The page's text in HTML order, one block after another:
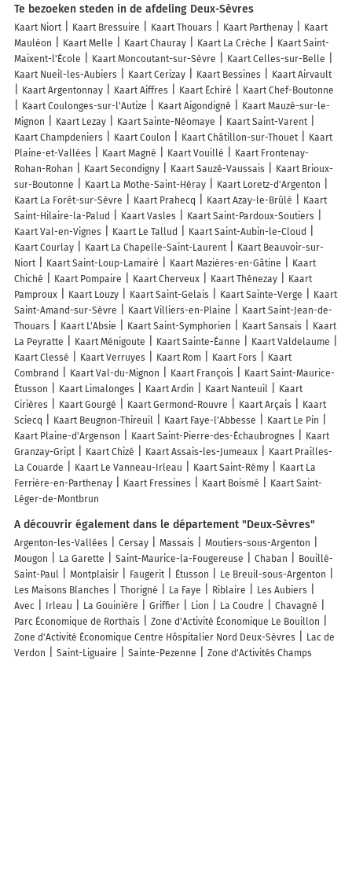
Te bezoeken steden in de afdeling Deux-Sèvres
Kaart Niort Kaart Bressuire Kaart Thouars Kaart Parthenay
Kaart
Mauléon
Kaart Melle Kaart Chauray Kaart La Crèche
Kaart Saint-
Maixent-l'École
Kaart Moncoutant-sur-Sèvre
Kaart Celles-sur-Belle
Kaart Nueil-les-Aubiers
Kaart Cerizay Kaart Bessines
Kaart Airvault
Kaart Argentonnay
Kaart Aiffres Kaart Échiré
Kaart Chef-Boutonne
Kaart Coulonges-sur-l'Autize
Kaart Aigondigné
Kaart Mauzé-sur-le-
Mignon
Kaart Lezay Kaart Sainte-Néomaye
Kaart Saint-Varent
Kaart Champdeniers
Kaart Coulon Kaart Châtillon-sur-Thouet
Kaart
Plaine-et-Vallées
Kaart Magné Kaart Vouillé
Kaart Frontenay-
Rohan-Rohan
Kaart Secondigny Kaart Sauzé-Vaussais
Kaart Brioux-
sur-Boutonne
Kaart La Mothe-Saint-Héray
Kaart Loretz-d'Argenton
Kaart La Forêt-sur-Sèvre
Kaart Prahecq Kaart Azay-le-Brûlé
Kaart
Saint-Hilaire-la-Palud
Kaart Vasles
Kaart Saint-Pardoux-Soutiers
Kaart Val-en-Vignes
Kaart Le Tallud
Kaart Saint-Aubin-le-Cloud
Kaart Courlay
Kaart La Chapelle-Saint-Laurent
Kaart Beauvoir-sur-
Niort
Kaart Saint-Loup-Lamairé Kaart Mazières-en-Gâtine
Kaart
Chiché
Kaart Pompaire Kaart Cherveux Kaart Thénezay
Kaart
Pamproux
Kaart Louzy Kaart Saint-Gelais Kaart Sainte-Verge
Kaart
Saint-Amand-sur-Sèvre
Kaart Villiers-en-Plaine
Kaart Saint-Jean-de-
Thouars
Kaart L'Absie Kaart Saint-Symphorien Kaart Sansais
Kaart
La Peyratte
Kaart Ménigoute Kaart Sainte-Éanne
Kaart Valdelaume
Kaart Clessé
Kaart Verruyes Kaart Rom Kaart Fors
Kaart
Combrand
Kaart Val-du-Mignon Kaart François
Kaart Saint-Maurice-
Étusson
Kaart Limalonges Kaart Ardin Kaart Nanteuil
Kaart
Cirières
Kaart Gourgé Kaart Germond-Rouvre Kaart Arçais
Kaart
Sciecq
Kaart Beugnon-Thireuil Kaart Faye-l'Abbesse
Kaart Le Pin
Kaart Plaine-d'Argenson
Kaart Saint-Pierre-des-Échaubrognes
Kaart
Granzay-Gript
Kaart Chizé Kaart Assais-les-Jumeaux
Kaart Prailles-
La Couarde
Kaart Le Vanneau-Irleau Kaart Saint-Rémy
Kaart La
Ferrière-en-Parthenay
Kaart Fressines Kaart Boismé
Kaart Saint-
Léger-de-Montbrun
A découvrir également dans le département "Deux-Sèvres"
Argenton-les-Vallées Cersay Massais
Moutiers-sous-Argenton
Mougon
La Garette Saint-Maurice-la-Fougereuse Chaban
Bouillé-
Saint-Paul
Montplaisir Faugerit Étusson
Le Breuil-sous-Argenton
Les Maisons Blanches
Thorigné La Faye Riblaire
Les Aubiers
Avec
Irleau La Gouinière Griffier Lion La Coudre
Chavagné
Parc Économique de Rorthais
Zone d'Activité Économique Le Bouillon
Zone d'Activité Économique Centre Hôspitalier Nord Deux-Sèvres
Lac de
Verdon
Saint-Liguaire Sainte-Pezenne
Zone d'Activités Champs